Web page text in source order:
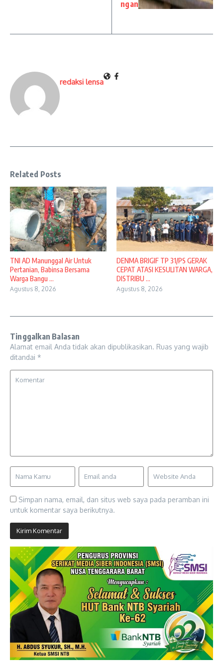
ngan
redaksi lensa
Related Posts
TNI AD Manunggal Air Untuk
Pertanian, Babinsa Bersama
Warga Bangu ...
Agustus 8, 2026
DENMA BRIGIF TP 31/PS GERAK
CEPAT ATASI KESULITAN WARGA,
DISTRIBU ...
Agustus 8, 2026
Tinggalkan Balasan
Alamat email Anda tidak akan dipublikasikan. Ruas yang wajib
ditandai *
Simpan nama, email, dan situs web saya pada peramban ini
untuk komentar saya berikutnya.